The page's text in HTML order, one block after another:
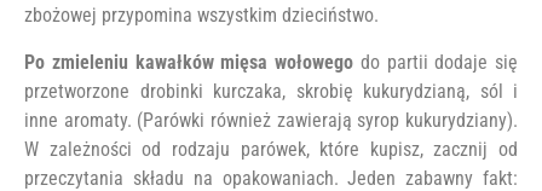
zbożowej przypomina wszystkim dzieciństwo.
Po zmieleniu kawałków mięsa wołowego do partii dodaje się
przetworzone drobinki kurczaka, skrobię kukurydzianą, sól i
inne aromaty. (Parówki również zawierają syrop kukurydziany).
W zależności od rodzaju parówek, które kupisz, zacznij od
przeczytania składu na opakowaniach. Jeden zabawny fakt: